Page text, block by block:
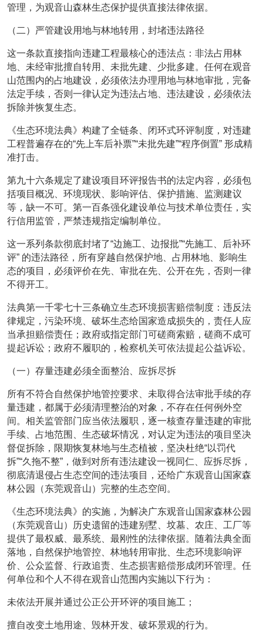
管理，为观音山森林生态保护提供直接法律依据。
（二）严管建设用地与林地转用，封堵违法路径
这一条款直接指向违建工程最核心的违法点：非法占用林
地、未经审批擅自转用、未批先建、少批多建。任何在观音
山范围内的占地建设，必须依法办理用地与林地审批，完备
法定手续，否则一律认定为违法占地、违法建设，必须依法
拆除并恢复生态。
《生态环境法典》构建了全链条、闭环式环评制度，对违建
工程普遍存在的“先上车后补票”“未批先建”“程序倒置” 形成精
准打击。
第九十六条规定了建设项目环评报告书的法定内容，必须包
括项目概况、环境现状、影响评估、保护措施、监测建议
等，缺一不可。第一百条强化建设单位与技术单位责任，实
行信用监管，严禁违规指定编制单位。
这一系列条款彻底封堵了“边施工、边报批”“先施工、后补环
评” 的违法路径，所有穿越自然保护地、占用林地、影响生
态的项目，必须评价在先、审批在先、公开在先，否则一律
不得开工。
法典第一千零七十三条确立生态环境损害赔偿制度：违反法
律规定，污染环境、破坏生态给国家造成损失的，责任人应
当承担赔偿责任；政府或指定部门可磋商索赔，磋商不成可
提起诉讼；政府不履职的，检察机关可依法提起公益诉讼。
（一）存量违建必须全面整治、应拆尽拆
所有不符合自然保护地管控要求、未取得合法审批手续的存
量违建，都属于必须清理整治的对象，不存在任何例外空
间。相关监管部门应当依法履职，逐一核查存量违建的审批
手续、占地范围、生态破坏情况，对认定为违法的项目坚决
督促拆除，限期恢复林地与生态植被，坚决杜绝“以罚代
拆”“久拖不整”，做到对所有违法建设一视同仁、应拆尽拆，
彻底清退侵占生态空间的违法项目，还给广东观音山国家森
林公园（东莞观音山）完整的生态空间。
《生态环境法典》的实施，为解决广东观音山国家森林公园
（东莞观音山）历史遗留的违建别墅、坟墓、农庄、工厂等
提供了最权威、最系统、最刚性的法律依据。随着法典全面
落地，自然保护地管控、林地转用审批、生态环境影响评
价、公众监督、行政追责、生态损害赔偿形成闭环管理。任
何单位和个人不得在观音山范围内实施以下行为：
未依法开展并通过公正公开环评的项目施工；
擅自改变土地用途、毁林开发、破坏景观的行为。